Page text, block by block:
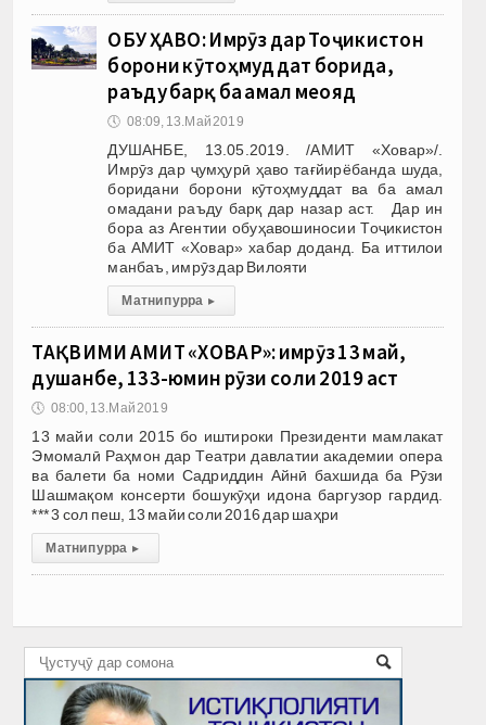
ОБУ ҲАВО: Имрӯз дар Тоҷикистон
борони кӯтоҳмуддат борида,
раъду барқ ба амал меояд
🕔 08:09, 13.Май 2019
ДУШАНБЕ, 13.05.2019. /АМИТ «Ховар»/.
Имрӯз дар ҷумҳурӣ ҳаво тағйирёбанда шуда,
боридани борони кӯтоҳмуддат ва ба амал
омадани раъду барқ дар назар аст. Дар ин
бора аз Агентии обуҳавошиносии Тоҷикистон
ба АМИТ «Ховар» хабар доданд. Ба иттилои
манбаъ, имрӯз дар Вилояти
Матни пурра ▸
ТАҚВИМИ АМИТ «ХОВАР»: имрӯз 13 май,
душанбе, 133-юмин рӯзи соли 2019 аст
🕔 08:00, 13.Май 2019
13 майи соли 2015 бо иштироки Президенти мамлакат
Эмомалӣ Раҳмон дар Театри давлатии академии опера
ва балети ба номи Садриддин Айнӣ бахшида ба Рӯзи
Шашмақом консерти бошукӯҳи идона баргузор гардид.
*** 3 сол пеш, 13 майи соли 2016 дар шаҳри
Матни пурра ▸